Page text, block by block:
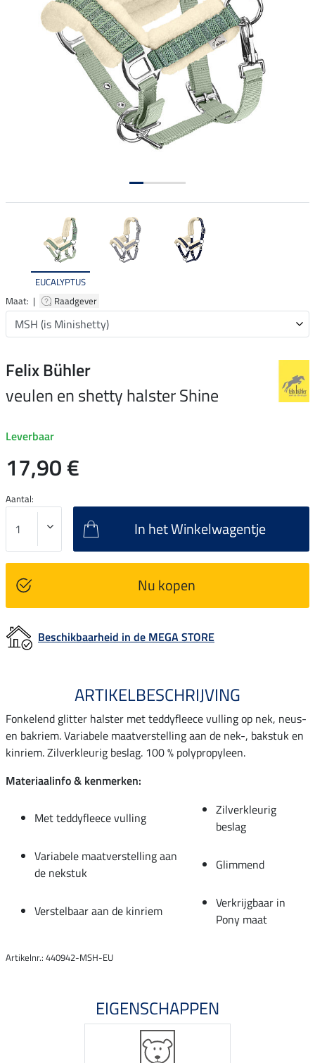
EUCALYPTUS
Maat: |
Raadgever
Felix Bühler
veulen en shetty halster Shine
Leverbaar
17,90 €
Aantal:
In het Winkelwagentje
Nu kopen
Beschikbaarheid in de MEGA STORE
ARTIKELBESCHRIJVING
Fonkelend glitter halster met teddyfleece vulling op nek, neus-
en bakriem. Variabele maatverstelling aan de nek-, bakstuk en
kinriem. Zilverkleurig beslag. 100 % polypropyleen.
Materiaalinfo & kenmerken:
Met teddyfleece vulling
Zilverkleurig
beslag
Variabele maatverstelling aan
de nekstuk
Glimmend
Verstelbaar aan de kinriem
Verkrijgbaar in
Pony maat
Artikelnr.: 440942-MSH-EU
EIGENSCHAPPEN